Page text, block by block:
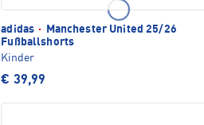
adidas ·
Manchester United 25/26
Fußballshorts
Kinder
€ 39,99